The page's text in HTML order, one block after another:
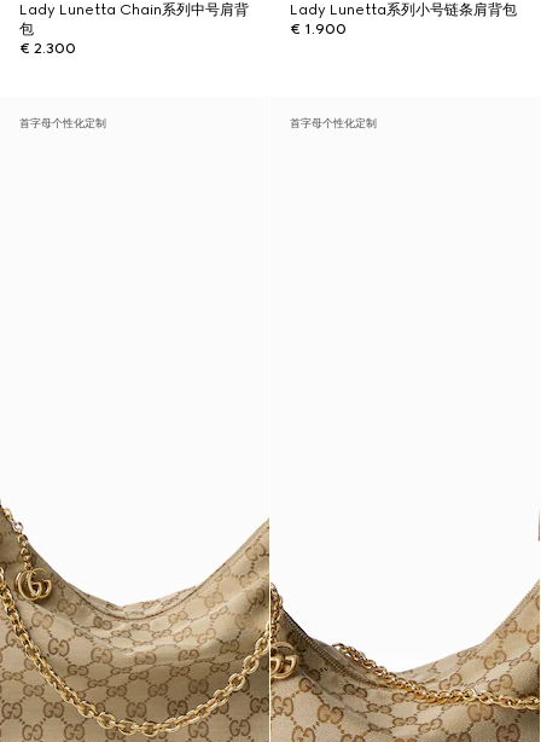
Lady Lunetta Chain系列中号肩背
包
€ 2.300
Lady Lunetta系列小号链条肩背包
€ 1.900
首字母个性化定制 首字母个性化定制